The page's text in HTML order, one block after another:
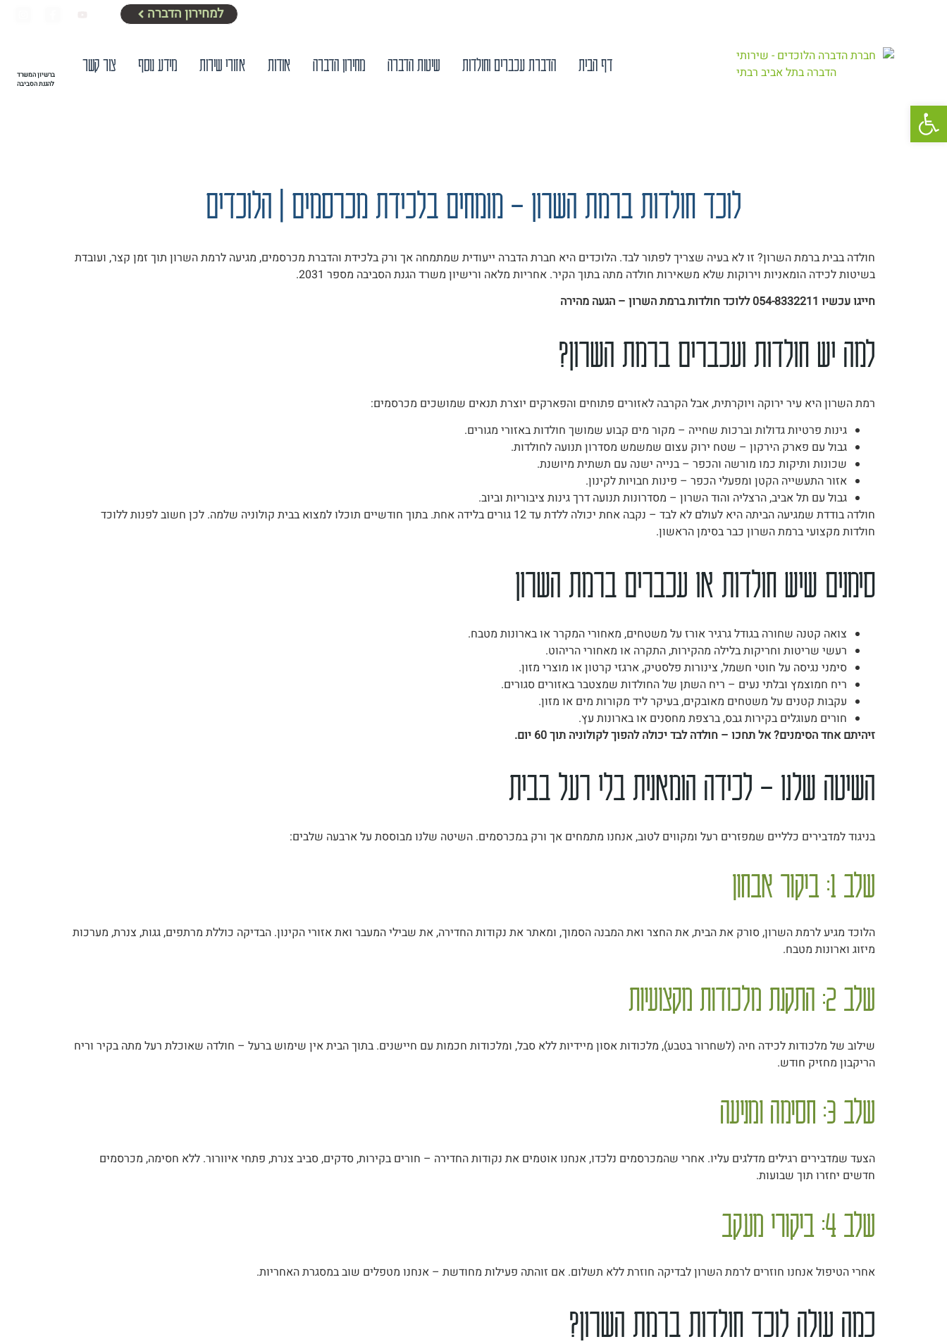
למחירון הדברה
דף הבית הדברת עכברים וחולדות שיטות הדברה מחירון הדברה אודות אזורי שירות מידע נוסף צור קשר
ברשיון המשרד
להגנת הסביבה
לוכד חולדות ברמת השרון – מומחים בלכידת מכרסמים | הלוכדים
חולדה בבית ברמת השרון? זו לא בעיה שצריך לפתור לבד. הלוכדים היא חברת הדברה ייעודית שמתמחה אך ורק בלכידת והדברת מכרסמים, מגיעה לרמת השרון תוך זמן קצר, ועובדת
בשיטות לכידה הומאניות וירוקות שלא משאירות חולדה מתה בתוך הקיר. אחריות מלאה ורישיון משרד הגנת הסביבה מספר 2031.
חייגו עכשיו 054-8332211 ללוכד חולדות ברמת השרון – הגעה מהירה
למה יש חולדות ועכברים ברמת השרון?
רמת השרון היא עיר ירוקה ויוקרתית, אבל הקרבה לאזורים פתוחים והפארקים יוצרת תנאים שמושכים מכרסמים:
גינות פרטיות גדולות וברכות שחייה – מקור מים קבוע שמושך חולדות באזורי מגורים.
גבול עם פארק הירקון – שטח ירוק עצום שמשמש מסדרון תנועה לחולדות.
שכונות ותיקות כמו מורשה והכפר – בנייה ישנה עם תשתית מיושנת.
אזור התעשייה הקטן ומפעלי הכפר – פינות חבויות לקינון.
גבול עם תל אביב, הרצליה והוד השרון – מסדרונות תנועה דרך גינות ציבוריות וביוב.
חולדה בודדת שמגיעה הביתה היא לעולם לא לבד – נקבה אחת יכולה ללדת עד 12 גורים בלידה אחת. בתוך חודשיים תוכלו למצוא בבית קולוניה שלמה. לכן חשוב לפנות ללוכד
חולדות מקצועי ברמת השרון כבר בסימן הראשון.
סימנים שיש חולדות או עכברים ברמת השרון
צואה קטנה שחורה בגודל גרגיר אורז על משטחים, מאחורי המקרר או בארונות מטבח.
רעשי שריטות וחריקות בלילה מהקירות, התקרה או מאחורי הריהוט.
סימני נגיסה על חוטי חשמל, צינורות פלסטיק, ארגזי קרטון או מוצרי מזון.
ריח חמוצמץ ובלתי נעים – ריח השתן של החולדות שמצטבר באזורים סגורים.
עקבות קטנים על משטחים מאובקים, בעיקר ליד מקורות מים או מזון.
חורים מעוגלים בקירות גבס, ברצפת מחסנים או בארונות עץ.
זיהיתם אחד הסימנים? אל תחכו – חולדה לבד יכולה להפוך לקולוניה תוך 60 יום.
השיטה שלנו – לכידה הומאנית בלי רעל בבית
בניגוד למדבירים כלליים שמפזרים רעל ומקווים לטוב, אנחנו מתמחים אך ורק במכרסמים. השיטה שלנו מבוססת על ארבעה שלבים:
שלב 1: ביקור אבחון
הלוכד מגיע לרמת השרון, סורק את הבית, את החצר ואת המבנה הסמוך, ומאתר את נקודות החדירה, את שבילי המעבר ואת אזורי הקינון. הבדיקה כוללת מרתפים, גגות, צנרת, מערכות
מיזוג וארונות מטבח.
שלב 2: התקנת מלכודות מקצועיות
שילוב של מלכודות לכידה חיה (לשחרור בטבע), מלכודות אסון מיידיות ללא סבל, ומלכודות חכמות עם חיישנים. בתוך הבית אין שימוש ברעל – חולדה שאוכלת רעל מתה בקיר וריח
הריקבון מחזיק חודש.
שלב 3: חסימה ומניעה
הצעד שמדבירים רגילים מדלגים עליו. אחרי שהמכרסמים נלכדו, אנחנו אוטמים את נקודות החדירה – חורים בקירות, סדקים, סביב צנרת, פתחי איוורור. ללא חסימה, מכרסמים
חדשים יחזרו תוך שבועות.
שלב 4: ביקורי מעקב
אחרי הטיפול אנחנו חוזרים לרמת השרון לבדיקה חוזרת ללא תשלום. אם זוהתה פעילות מחודשת – אנחנו מטפלים שוב במסגרת האחריות.
כמה עולה לוכד חולדות ברמת השרון?
פתח סרגל נגישות